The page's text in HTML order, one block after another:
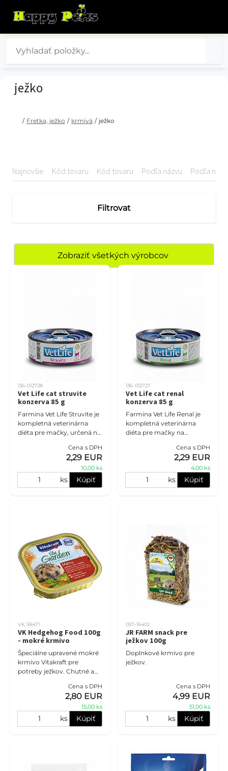
ježko
/ Fretka, ježko / krmivá / ježko
Najnovšie Kód tovaru Kód tovaru Podľa názvu Podľa
Filtrovat
Zobraziť všetkých výrobcov
136-012728
Vet Life cat struvite
konzerva 85 g
Farmina Vet Life Struvite je
kompletná veterinárna
diéta pre mačky, určená na
kameňov a zníženie ich
opakovanej tvorby
Cena s DPH
2,29 EUR
10,00 ks
ks Kúpiť
136-012727
Vet Life cat renal
konzerva 85 g
Farmina Vet Life Renal je
kompletná veterinárna
diéta pre mačky na
prípadoch akútneho alebo
chronického renálneho
Cena s DPH
2,29 EUR
4,00 ks
ks Kúpiť
VK 58471
VK Hedgehog Food 100g
- mokré krmivo
Špeciálne upravené mokré
krmivo Vitakraft pre
potreby ježkov. Chutné a
obsahuje vysoko kvalitné
živočíšne proteíny a životne
Cena s DPH
2,80 EUR
15,00 ks
ks Kúpiť
057-16402
JR FARM snack pre
ježkov 100g
Doplnkové krmivo pre
ježkov.
Cena s DPH
4,99 EUR
51,00 ks
ks Kúpiť